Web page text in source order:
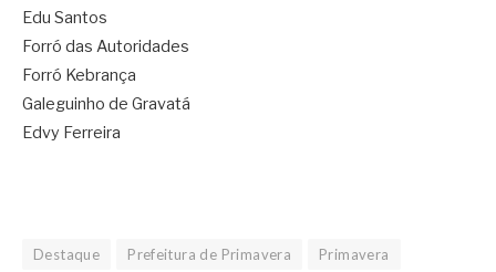
Edu Santos
Forró das Autoridades
Forró Kebrança
Galeguinho de Gravatá
Edvy Ferreira
Destaque Prefeitura de Primavera
Primavera